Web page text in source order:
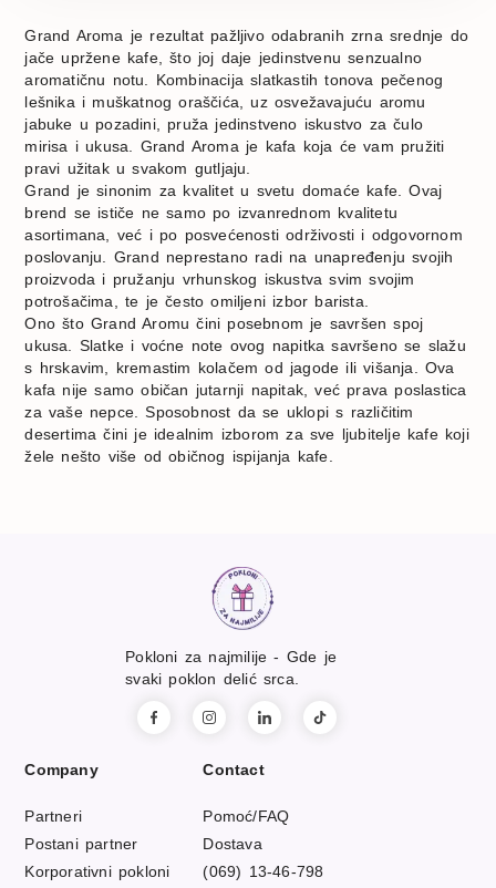
Grand Aroma je rezultat pažljivo odabranih zrna srednje do
jače upržene kafe, što joj daje jedinstvenu senzualno
aromatičnu notu. Kombinacija slatkastih tonova pečenog
lešnika i muškatnog oraščića, uz osvežavajuću aromu
jabuke u pozadini, pruža jedinstveno iskustvo za čulo
mirisa i ukusa. Grand Aroma je kafa koja će vam pružiti
pravi užitak u svakom gutljaju.
Grand je sinonim za kvalitet u svetu domaće kafe. Ovaj
brend se ističe ne samo po izvanrednom kvalitetu
asortimana, već i po posvećenosti održivosti i odgovornom
poslovanju. Grand neprestano radi na unapređenju svojih
proizvoda i pružanju vrhunskog iskustva svim svojim
potrošačima, te je često omiljeni izbor barista.
Ono što Grand Aromu čini posebnom je savršen spoj
ukusa. Slatke i voćne note ovog napitka savršeno se slažu
s hrskavim, kremastim kolačem od jagode ili višanja. Ova
kafa nije samo običan jutarnji napitak, već prava poslastica
za vaše nepce. Sposobnost da se uklopi s različitim
desertima čini je idealnim izborom za sve ljubitelje kafe koji
žele nešto više od običnog ispijanja kafe.
Pokloni za najmilije - Gde je
svaki poklon delić srca.
Company
Partneri
Postani partner
Korporativni pokloni
Contact
Pomoć/FAQ
Dostava
(069) 13-46-798